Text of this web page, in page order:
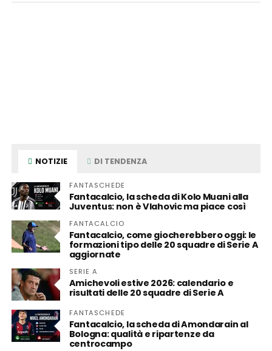
NOTIZIE DI TENDENZA
FANTASCHEDE
Fantacalcio, la scheda di Kolo Muani alla
Juventus: non è Vlahovic ma piace così
FANTACALCIO
Fantacalcio, come giocherebbero oggi: le
formazioni tipo delle 20 squadre di Serie A
aggiornate
SERIE A
Amichevoli estive 2026: calendario e
risultati delle 20 squadre di Serie A
FANTASCHEDE
Fantacalcio, la scheda di Amondarain al
Bologna: qualità e ripartenze da
centrocampo